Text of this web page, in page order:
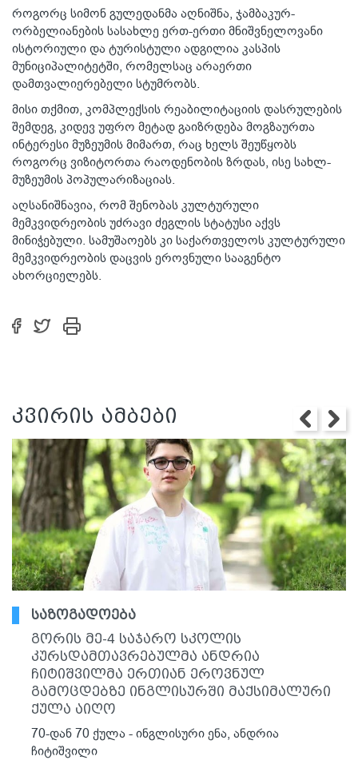
როგორც სიმონ გულედანმა აღნიშნა, ჯამბაკურ-
ორბელიანების სასახლე ერთ-ერთი მნიშვნელოვანი
ისტორიული და ტურისტული ადგილია კასპის
მუნიციპალიტეტში, რომელსაც არაერთი
დამთვალიერებელი სტუმრობს.
მისი თქმით, კომპლექსის რეაბილიტაციის დასრულების
შემდეგ, კიდევ უფრო მეტად გაიზრდება მოგზაურთა
ინტერესი მუზეუმის მიმართ, რაც ხელს შეუწყობს
როგორც ვიზიტორთა რაოდენობის ზრდას, ისე სახლ-
მუზეუმის პოპულარიზაციას.
აღსანიშნავია, რომ შენობას კულტურული
მემკვიდრეობის უძრავი ძეგლის სტატუსი აქვს
მინიჭებული. სამუშაოებს კი საქართველოს კულტურული
მემკვიდრეობის დაცვის ეროვნული სააგენტო
ახორციელებს.
კვირის ამბები
საზოგადოება
გორის მე-4 საჯარო სკოლის
კურსდამთავრებულმა ანდრია
ჩიტიშვილმა ერთიან ეროვნულ
გამოცდებზე ინგლისურში მაქსიმალური
ქულა აიღო
70-დან 70 ქულა - ინგლისური ენა, ანდრია
ჩიტიშვილი